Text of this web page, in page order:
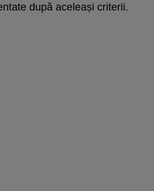
după aceleași criterii.